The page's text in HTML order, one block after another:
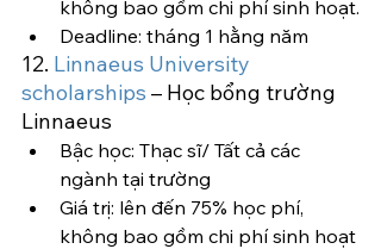
không bao gồm chi phí sinh hoạt.
Deadline: tháng 1 hằng năm
12. Linnaeus University
scholarships – Học bổng trường
Linnaeus
Bậc học: Thạc sĩ/ Tất cả các
ngành tại trường
Giá trị: lên đến 75% học phí,
không bao gồm chi phí sinh hoạt